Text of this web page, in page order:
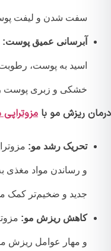
سفت شدن و لیفت پوست
آبرسانی عمیق پوست:
اسید به پوست، رطوبت
خشکی و زبری پوست را
ریزش مو با مزوتراپی مو
تحریک رشد مو:
و رساندن مواد مغذی به
جدید و ضخیم‌تر کمک
کاهش ریزش مو:
و مهار عوامل ریزش